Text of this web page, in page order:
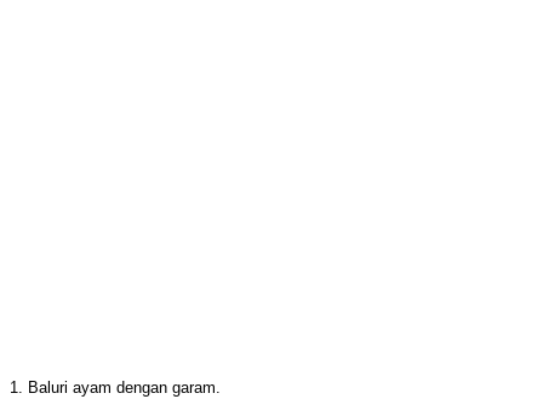
1. Baluri ayam dengan garam.